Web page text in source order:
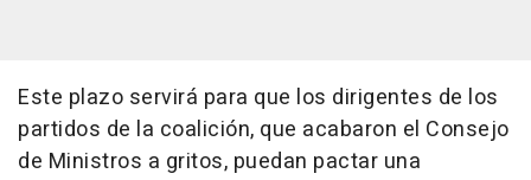
Este plazo servirá para que los dirigentes de los
partidos de la coalición, que acabaron el Consejo
de Ministros a gritos, puedan pactar una